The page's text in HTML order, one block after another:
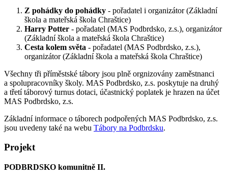
Z pohádky do pohádky - pořadatel i organizátor (Základní
škola a mateřská škola Chraštice)
Harry Potter - pořadatel (MAS Podbrdsko, z.s.), organizátor
(Základní škola a mateřská škola Chraštice)
Cesta kolem světa - pořadatel (MAS Podbrdsko, z.s.),
organizátor (Základní škola a mateřská škola Chraštice)
Všechny tři příměstské tábory jsou plně orgnizovány zaměstnanci
a spolupracovníky školy. MAS Podbrdsko, z.s. poskytuje na druhý
a třetí táborový turnus dotaci, účastnický poplatek je hrazen na účet
MAS Podbrdsko, z.s.
Základní informace o táborech podpořených MAS Podbrdsko, z.s.
jsou uvedeny také na webu Tábory na Podbrdsku.
Projekt
PODBRDSKO komunitně II.